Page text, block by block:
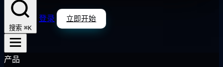
搜索 ⌘K
登录 立即开始
产品